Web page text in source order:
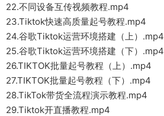
22.不同设备互传视频教程.mp4
23.Tiktok快速高质量起号教程.mp4
24.谷歌Tiktok运营环境搭建（上）.mp4
25.谷歌Tiktok运营环境搭建（下）.mp4
26.TIKTOK批量起号教程（上）.mp4
27.TIKTOK批量起号教程（下）.mp4
28.TikTok带货全流程演示教程.mp4
29.Tiktok开直播教程.mp4